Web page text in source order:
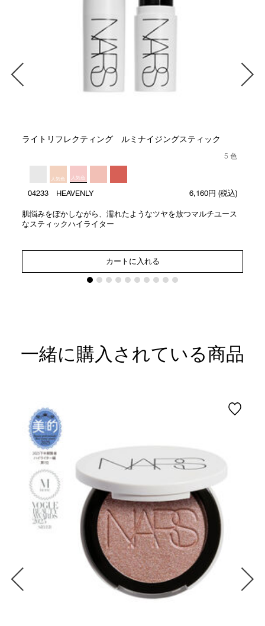
ライトリフレクティング ルミナイジングスティック
5 色
人気色 人気色
04233 HEAVENLY 6,160円 (税込)
肌悩みをぼかしながら、濡れたようなツヤを放つマルチユース
なスティックハイライター
カートに入れる
一緒に購入されている商品